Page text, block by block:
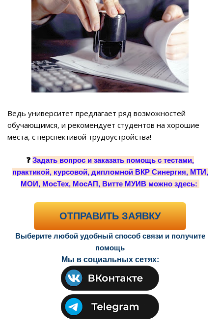
Ведь университет предлагает ряд возможностей
обучающимся, и рекомендует студентов на хорошие
места, с перспективой трудоустройства!
❓ Задать вопрос и заказать помощь с тестами,
практикой, курсовой, дипломной ВКР Синергия, МТИ,
МОИ, МосТех, МосАП, Витте МУИВ можно здесь:
ОТПРАВИТЬ ЗАЯВКУ
Выберите любой удобный способ связи и получите
помощь
Мы в социальных сетях: